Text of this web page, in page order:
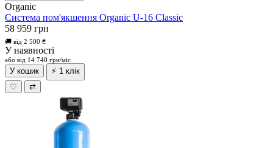
Organic
Система пом'якшення Organic U-16 Classic
58 959 грн
🚚 від 2 500 ₴
У наявності
або від 14 740 грн/міс
У кошик
⚡ 1 клік
♡
⇄